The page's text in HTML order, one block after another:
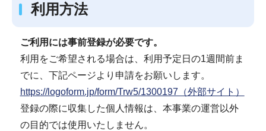
利用方法
ご利用には事前登録が必要です。
利用をご希望される場合は、利用予定日の1週間前ま
でに、下記ページより申請をお願いします。
https://logoform.jp/form/Trw5/1300197（外部サイト）
登録の際に収集した個人情報は、本事業の運営以外
の目的では使用いたしません。